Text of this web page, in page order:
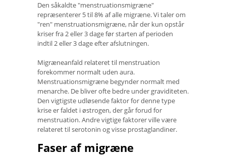
Den såkaldte "menstruationsmigræne"
repræsenterer 5 til 8% af alle migræne. Vi taler om
"ren" menstruationsmigræne, når der kun opstår
kriser fra 2 eller 3 dage før starten af ​​perioden
indtil 2 eller 3 dage efter afslutningen.
Migræneanfald relateret til menstruation
forekommer normalt uden aura.
Menstruationsmigræne begynder normalt med
menarche. De bliver ofte bedre under graviditeten.
Den vigtigste udløsende faktor for denne type
krise er faldet i østrogen, der går forud for
menstruation. Andre vigtige faktorer ville være
relateret til serotonin og visse prostaglandiner.
Faser af migræne